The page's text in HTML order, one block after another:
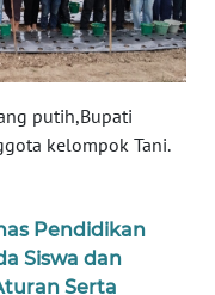
putih,Bupati
kelompok Tani.
Pendidikan
Siswa dan
Serta